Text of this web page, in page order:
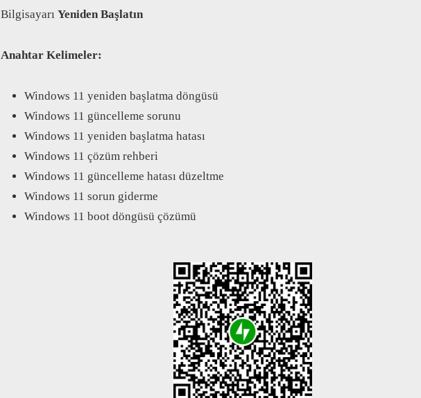
Bilgisayarı Yeniden Başlatın
Anahtar Kelimeler:
Windows 11 yeniden başlatma döngüsü
Windows 11 güncelleme sorunu
Windows 11 yeniden başlatma hatası
Windows 11 çözüm rehberi
Windows 11 güncelleme hatası düzeltme
Windows 11 sorun giderme
Windows 11 boot döngüsü çözümü